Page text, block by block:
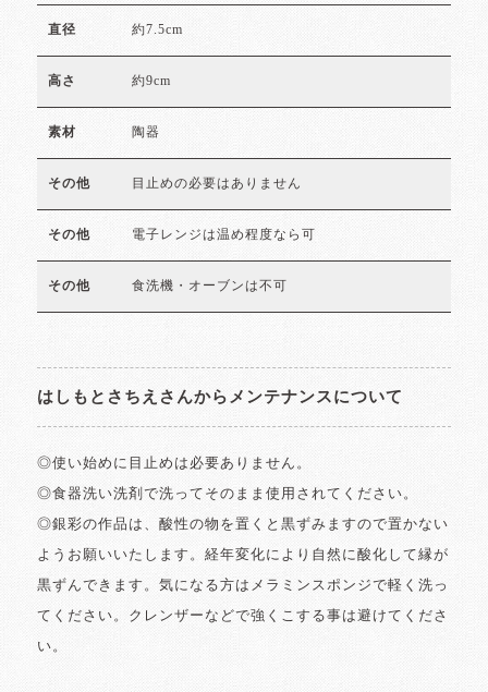
直径 約7.5cm
高さ 約9cm
素材 陶器
その他 目止めの必要はありません
その他 電子レンジは温め程度なら可
その他 食洗機・オーブンは不可
はしもとさちえさんからメンテナンスについて
◎使い始めに目止めは必要ありません。
◎食器洗い洗剤で洗ってそのまま使用されてください。
◎銀彩の作品は、酸性の物を置くと黒ずみますので置かない
ようお願いいたします。経年変化により自然に酸化して縁が
黒ずんできます。気になる方はメラミンスポンジで軽く洗っ
てください。クレンザーなどで強くこする事は避けてくださ
い。